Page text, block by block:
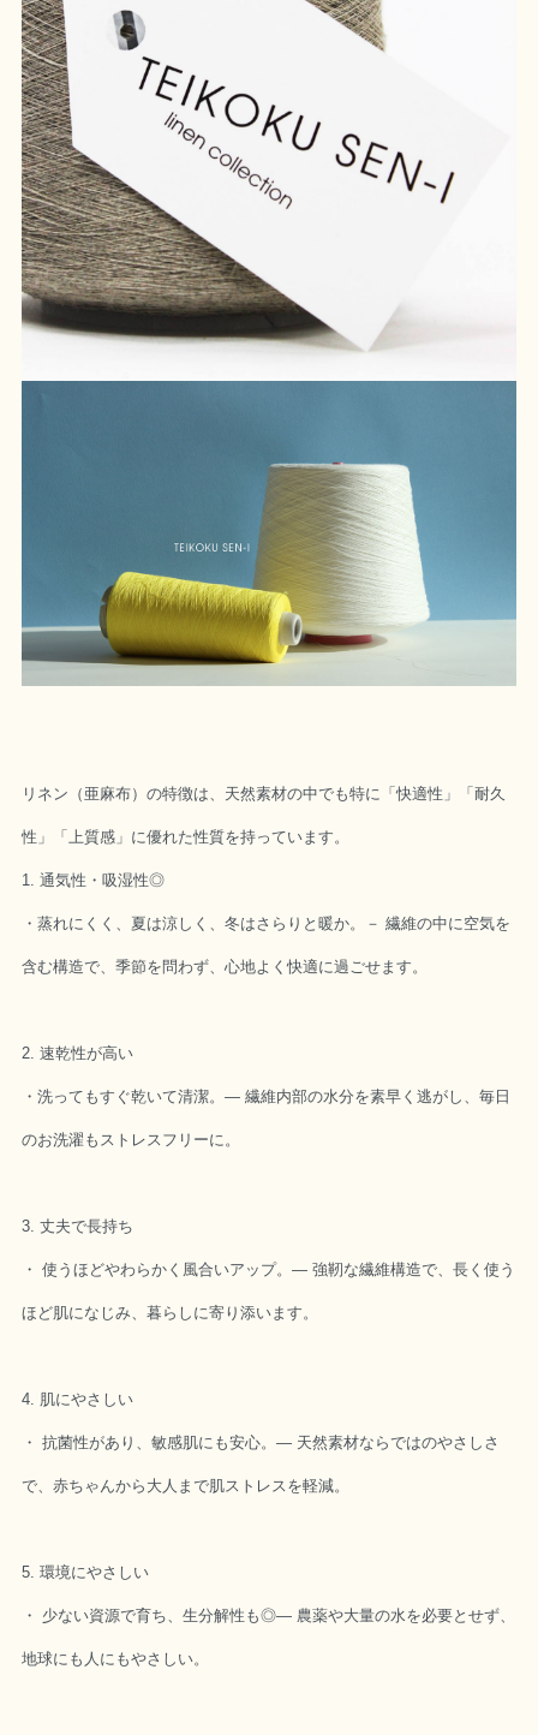
リネン（亜麻布）の特徴は、天然素材の中でも特に「快適性」「耐久
性」「上質感」に優れた性質を持っています。
1. 通気性・吸湿性◎
・蒸れにくく、夏は涼しく、冬はさらりと暖か。－ 繊維の中に空気を
含む構造で、季節を問わず、心地よく快適に過ごせます。
2. 速乾性が高い
・洗ってもすぐ乾いて清潔。― 繊維内部の水分を素早く逃がし、毎日
のお洗濯もストレスフリーに。
3. 丈夫で長持ち
・ 使うほどやわらかく風合いアップ。― 強靭な繊維構造で、長く使う
ほど肌になじみ、暮らしに寄り添います。
4. 肌にやさしい
・ 抗菌性があり、敏感肌にも安心。― 天然素材ならではのやさしさ
で、赤ちゃんから大人まで肌ストレスを軽減。
5. 環境にやさしい
・ 少ない資源で育ち、生分解性も◎― 農薬や大量の水を必要とせず、
地球にも人にもやさしい。